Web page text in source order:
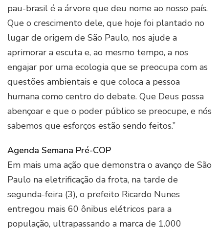
pau-brasil é a árvore que deu nome ao nosso país.
Que o crescimento dele, que hoje foi plantado no
lugar de origem de São Paulo, nos ajude a
aprimorar a escuta e, ao mesmo tempo, a nos
engajar por uma ecologia que se preocupa com as
questões ambientais e que coloca a pessoa
humana como centro do debate. Que Deus possa
abençoar e que o poder público se preocupe, e nós
sabemos que esforços estão sendo feitos.”
Agenda Semana Pré-COP
Em mais uma ação que demonstra o avanço de São
Paulo na eletrificação da frota, na tarde de
segunda-feira (3), o prefeito Ricardo Nunes
entregou mais 60 ônibus elétricos para a
população, ultrapassando a marca de 1.000